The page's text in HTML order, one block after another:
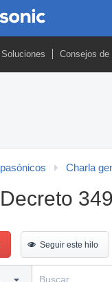
Soluciones Consejos de
Charla
349
Seguir este hilo